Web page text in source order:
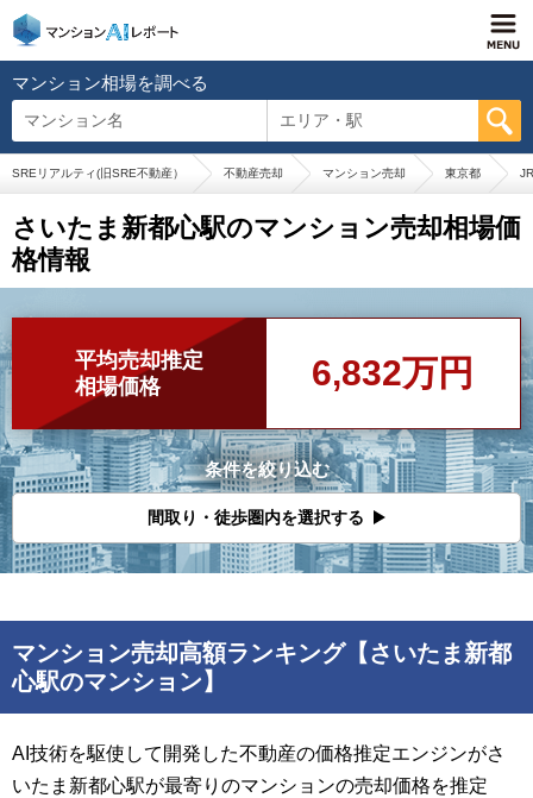
マンション相場を調べる
マンション名 エリア・駅
SREリアルティ(旧SRE不動産） 不動産売却 マンション売却 東京都
さいたま新都心駅のマンション売却相場価
格情報
平均売却推定
相場価格
6,832万円
条件を絞り込む
間取り・徒歩圏内を選択する
マンション売却高額ランキング【さいたま新都
心駅のマンション】
AI技術を駆使して開発した不動産の価格推定エンジンがさ
いたま新都心駅が最寄りのマンションの売却価格を推定